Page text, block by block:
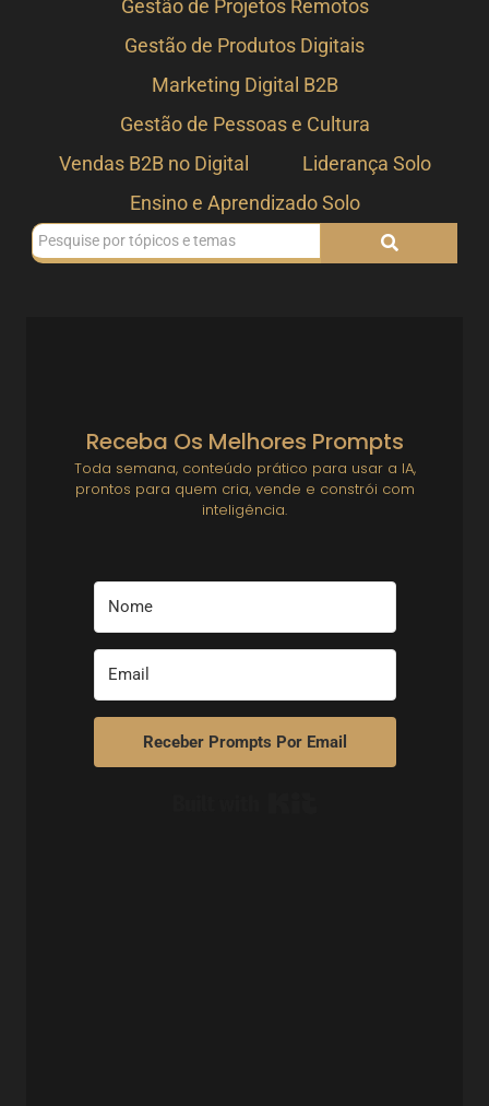
Gestão de Projetos Remotos
Gestão de Produtos Digitais
Marketing Digital B2B
Gestão de Pessoas e Cultura
Vendas B2B no Digital
Liderança Solo
Ensino e Aprendizado Solo
Receba Os Melhores Prompts
Toda semana, conteúdo prático para usar a IA,
prontos para quem cria, vende e constrói com
inteligência.
Receber Prompts Por Email